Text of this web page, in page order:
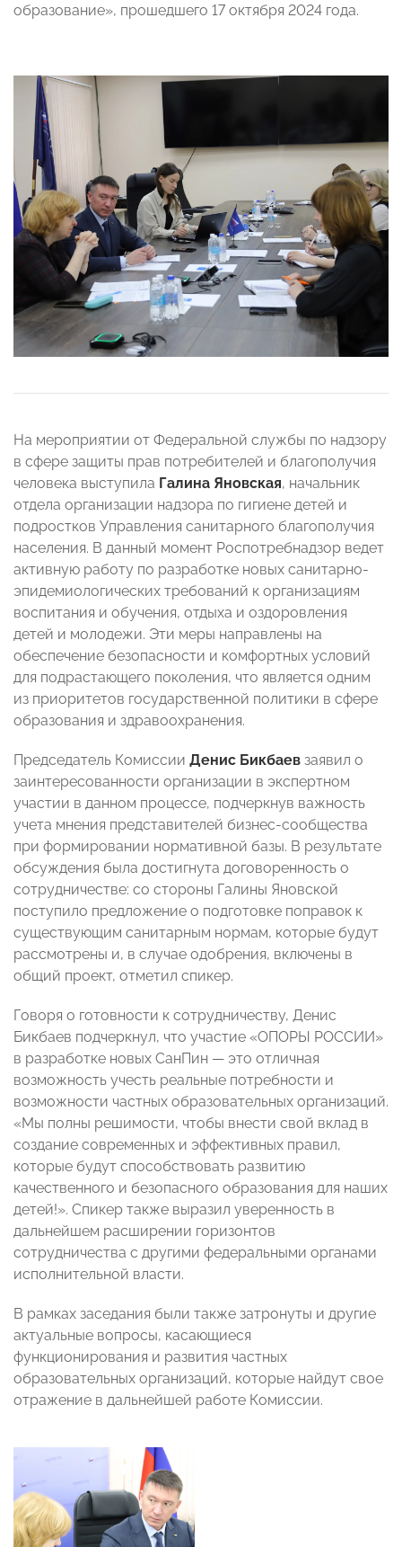
образование», прошедшего 17 октября 2024 года.
На мероприятии от Федеральной службы по надзору
в сфере защиты прав потребителей и благополучия
человека выступила Галина Яновская, начальник
отдела организации надзора по гигиене детей и
подростков Управления санитарного благополучия
населения. В данный момент Роспотребнадзор ведет
активную работу по разработке новых санитарно-
эпидемиологических требований к организациям
воспитания и обучения, отдыха и оздоровления
детей и молодежи. Эти меры направлены на
обеспечение безопасности и комфортных условий
для подрастающего поколения, что является одним
из приоритетов государственной политики в сфере
образования и здравоохранения.
Председатель Комиссии Денис Бикбаев заявил о
заинтересованности организации в экспертном
участии в данном процессе, подчеркнув важность
учета мнения представителей бизнес-сообщества
при формировании нормативной базы. В результате
обсуждения была достигнута договоренность о
сотрудничестве: со стороны Галины Яновской
поступило предложение о подготовке поправок к
существующим санитарным нормам, которые будут
рассмотрены и, в случае одобрения, включены в
общий проект, отметил спикер.
Говоря о готовности к сотрудничеству, Денис
Бикбаев подчеркнул, что участие «ОПОРЫ РОССИИ»
в разработке новых СанПин — это отличная
возможность учесть реальные потребности и
возможности частных образовательных организаций.
«Мы полны решимости, чтобы внести свой вклад в
создание современных и эффективных правил,
которые будут способствовать развитию
качественного и безопасного образования для наших
детей!». Спикер также выразил уверенность в
дальнейшем расширении горизонтов
сотрудничества с другими федеральными органами
исполнительной власти.
В рамках заседания были также затронуты и другие
актуальные вопросы, касающиеся
функционирования и развития частных
образовательных организаций, которые найдут свое
отражение в дальнейшей работе Комиссии.